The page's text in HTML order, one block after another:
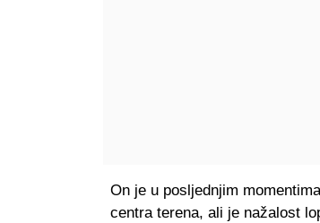
On je u posljednjim
centra terena, ali je nažalost